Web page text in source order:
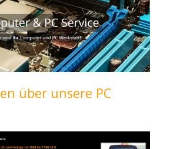
über unsere PC